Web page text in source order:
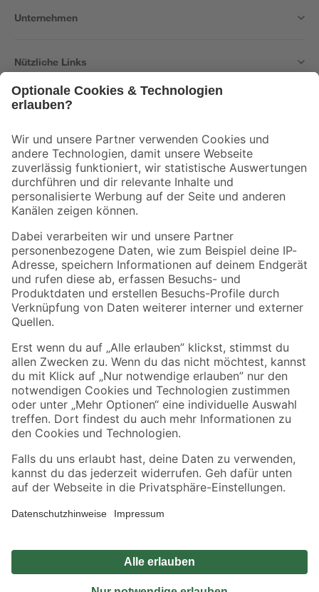
Unternehmen
Nützliche Links
Der toom Newsletter: Keine Angebote und Aktionen mehr verpassen!
Zur Newsletter Anmeldung
Folge uns
Zahlungsarten Versandarten
Sicher einkaufen
Jetzt die toom-App herunterladen
Alle Preisangaben in EUR inkl. gesetzl. MwSt.. Die dargestellten Angebote sind unter
Umständen nicht in allen Märkten verfügbar. Die angegebenen Verfügbarkeiten beziehen
Produkte nur solange der Vorrat reicht.
*Paketversand ab 59 € versandkostenfrei, gilt nicht für Artikel mit Speditionsversand, hier
Privatsphäre Impressum
Nutzungsbedingungen
Widerrufsrecht
Vertrag widerrufen